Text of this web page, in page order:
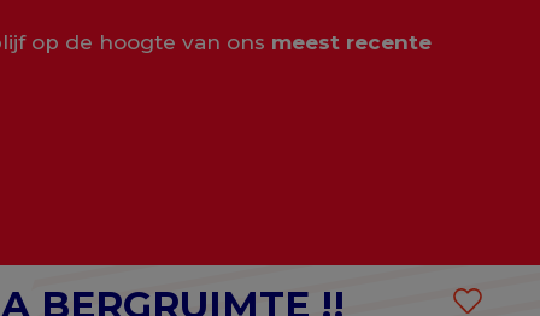
op de hoogte van ons meest recente
BERGRUIMTE !!